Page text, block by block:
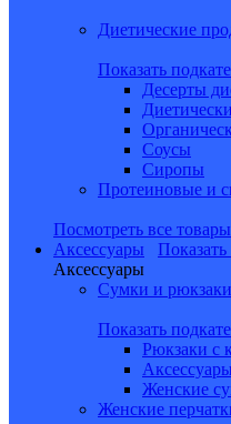
Диетические
Показать
Десерты
Соусы
Сиропы
Протеиновые и
Посмотреть все товары
Аксессуары
Аксессуары
Сумки и
Показать
Рюкзаки с
Женские
Женские